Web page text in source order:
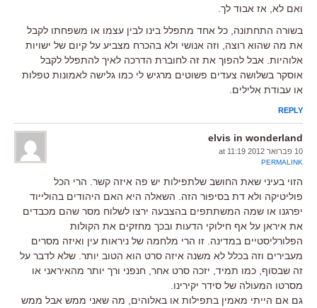
ואם לא, אז אבוד לך.
בשורה התחתונה, כל אחד מתפלל בינו לבין עצמו או משפחתו לקבל
את מה שהוא רוצה, וזה אנושי ולא בהכרח מצביע על קיום של ישויות
אלוהיות. אבל להפוך את זה לחוברת הדרכה לאיך להתפלל לקבל
אוסקר בשלושה צעדים פשוטים מרגיש לי כמו גלישה לאמונות טפלות
או עבודת אלילים.
REPLY
elvis in wonderland
10 פברואר 2012 at 11:19
PERMALINK
הזוי בעיני שאת החושב שלתפילות יש פה איזה קשר. הרי הכל
פוליטיקה ולא דת בסיפור הזה. השאלה היא האם היהודים בהולייוד
יפרגנו או שמה המשתתפים בהצבעה ירצו לשלוח מסר שהם מכבדים
את איראן על אף חילוקי הדעות ובכך מחזקים את הקולות
הפלורליסטיים במדינה. זו הרי מלחמה של ניראות עין ואיזה מסרים
מעבירים וזה בכלל לא משנה איזה סרט הוא הטוב יותר. שלא לדבר על
זה שבסוף, כמו תמיד, יזכה סרט אחר, חנפני ורך יותר מהאיראני או
מסרטו המעולה של סידר יקירינו.
גם אם הייתי מאמין בתפילות או באלוהים, מה שאני ממש אבל ממש